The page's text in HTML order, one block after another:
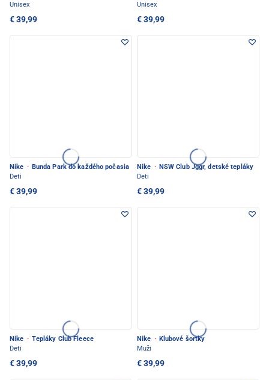
Unisex
€ 39,99
Unisex
€ 39,99
Nike · Bunda Park do každého počasia
Deti
€ 39,99
Nike · NSW Club Jggr, detské tepláky
Deti
€ 39,99
Nike · Tepláky Club Fleece
Deti
€ 39,99
Nike · Klubové šortky
Muži
€ 39,99